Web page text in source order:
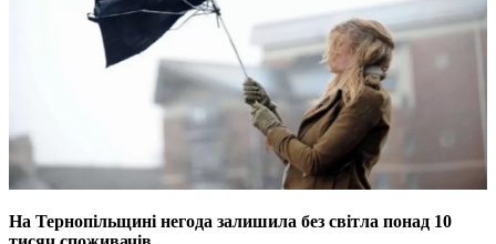
На Тернопільщині негода залишила без світла понад 10